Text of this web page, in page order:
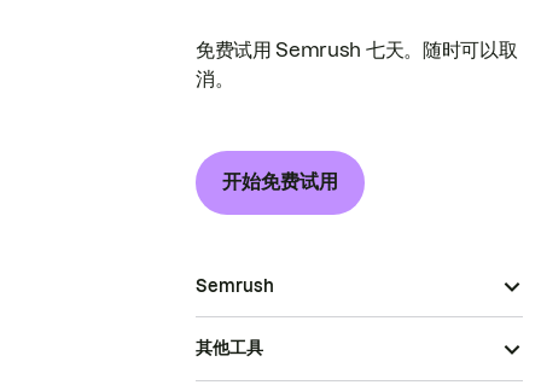
免费试用 Semrush 七天。随时可以取
消。
开始免费试用
Semrush
其他工具